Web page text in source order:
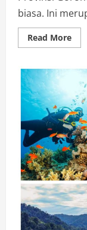
biasa. Ini
Read MoreRead
more